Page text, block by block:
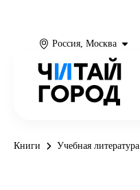
Россия, Москва
Книги Учебная литература